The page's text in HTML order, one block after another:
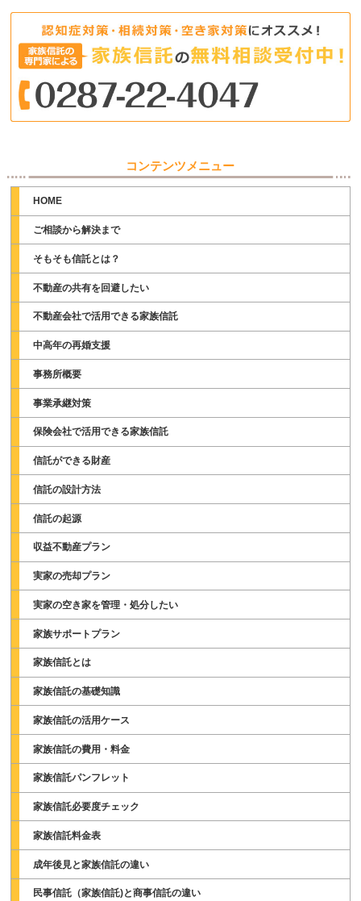
コンテンツメニュー
HOME
ご相談から解決まで
そもそも信託とは？
不動産の共有を回避したい
不動産会社で活用できる家族信託
中高年の再婚支援
事務所概要
事業承継対策
保険会社で活用できる家族信託
信託ができる財産
信託の設計方法
信託の起源
収益不動産プラン
実家の売却プラン
実家の空き家を管理・処分したい
家族サポートプラン
家族信託とは
家族信託の基礎知識
家族信託の活用ケース
家族信託の費用・料金
家族信託パンフレット
家族信託必要度チェック
家族信託料金表
成年後見と家族信託の違い
民事信託（家族信託)と商事信託の違い